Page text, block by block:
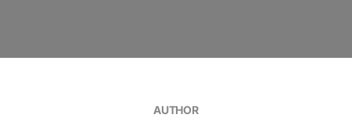
AUTHOR